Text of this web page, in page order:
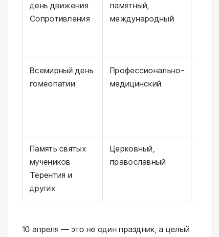
день движения
Сопротивления
памятный,
международный
Всемирный день
гомеопатии
Профессионально-
медицинский
Память святых
мучеников
Терентия и
других
Церковный,
православный
10 апреля — это не один праздник, а целый